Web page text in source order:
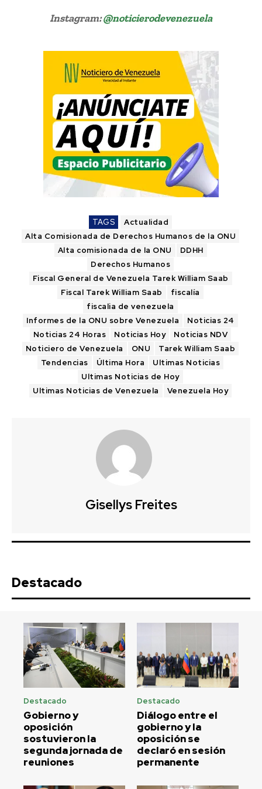
Instagram:@noticierodevenezuela
TAGS
Actualidad
Alta Comisionada de Derechos Humanos de la ONU
Alta comisionada de la ONU
DDHH
Derechos Humanos
Fiscal General de Venezuela Tarek William Saab
Fiscal Tarek William Saab
fiscalía
fiscalia de venezuela
Informes de la ONU sobre Venezuela
Noticias 24
Noticias 24 Horas
Noticias Hoy
Noticias NDV
Noticiero de Venezuela
ONU
Tarek William Saab
Tendencias
Última Hora
Ultimas Noticias
Ultimas Noticias de Hoy
Ultimas Noticias de Venezuela
Venezuela Hoy
Gisellys Freites
Destacado
Destacado
Gobierno y
oposición
sostuvieron la
segunda jornada de
reuniones
Destacado
Diálogo entre el
gobierno y la
oposición se
declaró en sesión
permanente